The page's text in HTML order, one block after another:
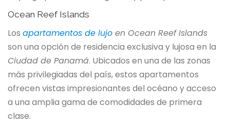
Ocean Reef Islands
Los apartamentos de lujo en Ocean Reef Islands
son una opción de residencia exclusiva y lujosa en la
Ciudad de Panamá. Ubicados en una de las zonas
más privilegiadas del país, estos apartamentos
ofrecen vistas impresionantes del océano y acceso
a una amplia gama de comodidades de primera
clase.